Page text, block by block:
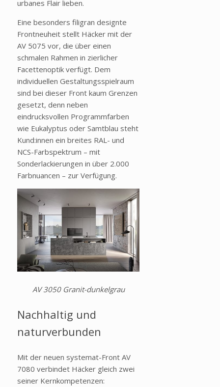
urbanes Flair lieben.
Eine besonders filigran designte
Frontneuheit stellt Häcker mit der
AV 5075 vor, die über einen
schmalen Rahmen in zierlicher
Facettenoptik verfügt. Dem
individuellen Gestaltungsspielraum
sind bei dieser Front kaum Grenzen
gesetzt, denn neben
eindrucksvollen Programmfarben
wie Eukalyptus oder Samtblau steht
Kund:innen ein breites RAL- und
NCS-Farbspektrum – mit
Sonderlackierungen in über 2.000
Farbnuancen – zur Verfügung.
AV 3050 Granit-dunkelgrau
Nachhaltig und
naturverbunden
Mit der neuen systemat-Front AV
7080 verbindet Häcker gleich zwei
seiner Kernkompetenzen: